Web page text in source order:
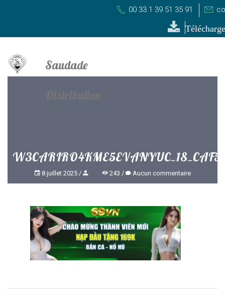
00 33 1 39 51 35 91
8 juillet 2025 243 Aucun commentaire